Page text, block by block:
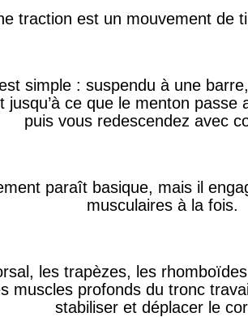
traction est un mouvement de
simple : suspendu à une
jusqu’à ce que le menton passe
puis vous redescendez avec
paraît basique, mais il
musculaires à la fois.
les trapèzes, les
muscles profonds du tronc
stabiliser et déplacer le